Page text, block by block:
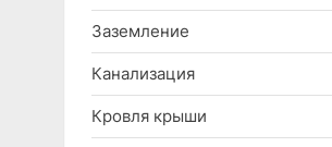
Заземление
Канализация
Кровля крыши